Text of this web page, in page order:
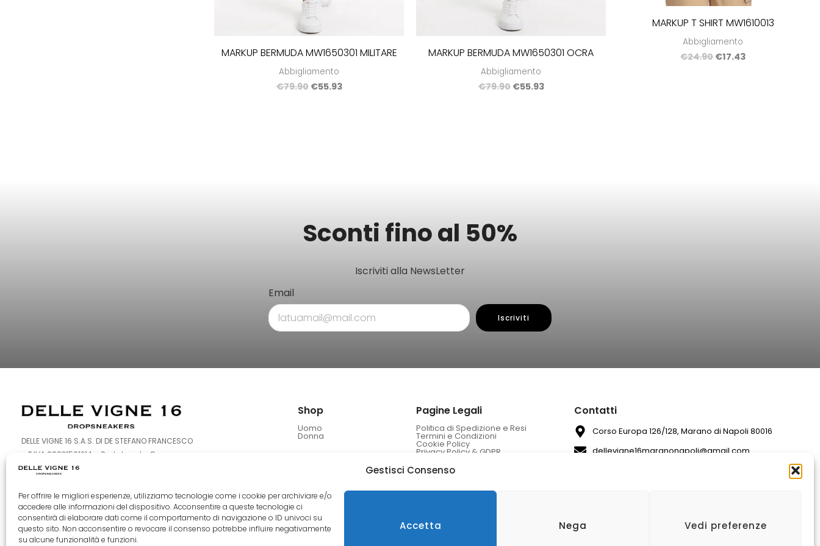
Gestisci Consenso
Per offrire le migliori esperienze, utilizziamo tecnologie come i cookie per archiviare e/o
accedere alle informazioni del dispositivo. Acconsentire a queste tecnologie ci
consentirà di elaborare dati come il comportamento di navigazione o ID univoci su
questo sito. Non acconsentire o revocare il consenso potrebbe influire negativamente
su alcune funzionalità e funzioni.
Accetta Nega Vedi preferenze
MARKUP BERMUDA MW1650301 MILITARE
Abbigliamento
€79.90 €55.93
MARKUP BERMUDA MW1650301 OCRA
Abbigliamento
€79.90 €55.93
MARKUP T SHIRT MW1610013
Abbigliamento
€24.90 €17.43
Sconti fino al 50%
Iscriviti alla NewsLetter
Email
Iscriviti
DELLE VIGNE 16 S.A.S. DI DE STEFANO FRANCESCO
– P.IVA 08931561214 – Sede Legale: Corso
Europa 126-128 – 80016 Marano di Napoli (NA)
F
a
I
n
T
i
Shop
Uomo
Donna
Pagine Legali
Politica di Spedizione e Resi
Termini e Condizioni
Cookie Policy
Privacy Policy & GDPR
Contatti
Corso Europa 126/128, Marano di Napoli 80016
dellevigne16maranonapoli@gmail.com